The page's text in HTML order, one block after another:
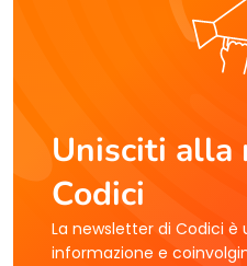
Unisciti alla
Codici
La newsletter di Codici è
informazione e